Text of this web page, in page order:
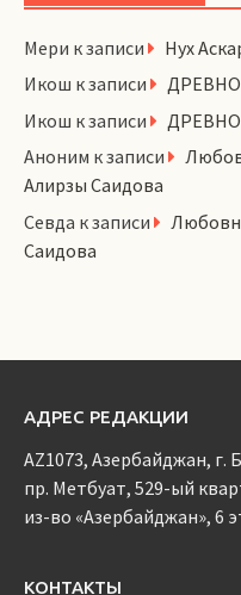
Мери к записи
Нух
Икош к записи
Икош к записи
Аноним к записи
Алирзы Саидова
Севда к записи
Саидова
АДРЕС РЕДАКЦИИ
AZ1073, Азербайджан, г.
пр. Метбуат, 529-ый
из-во «Азербайджан», 6
КОНТАКТЫ